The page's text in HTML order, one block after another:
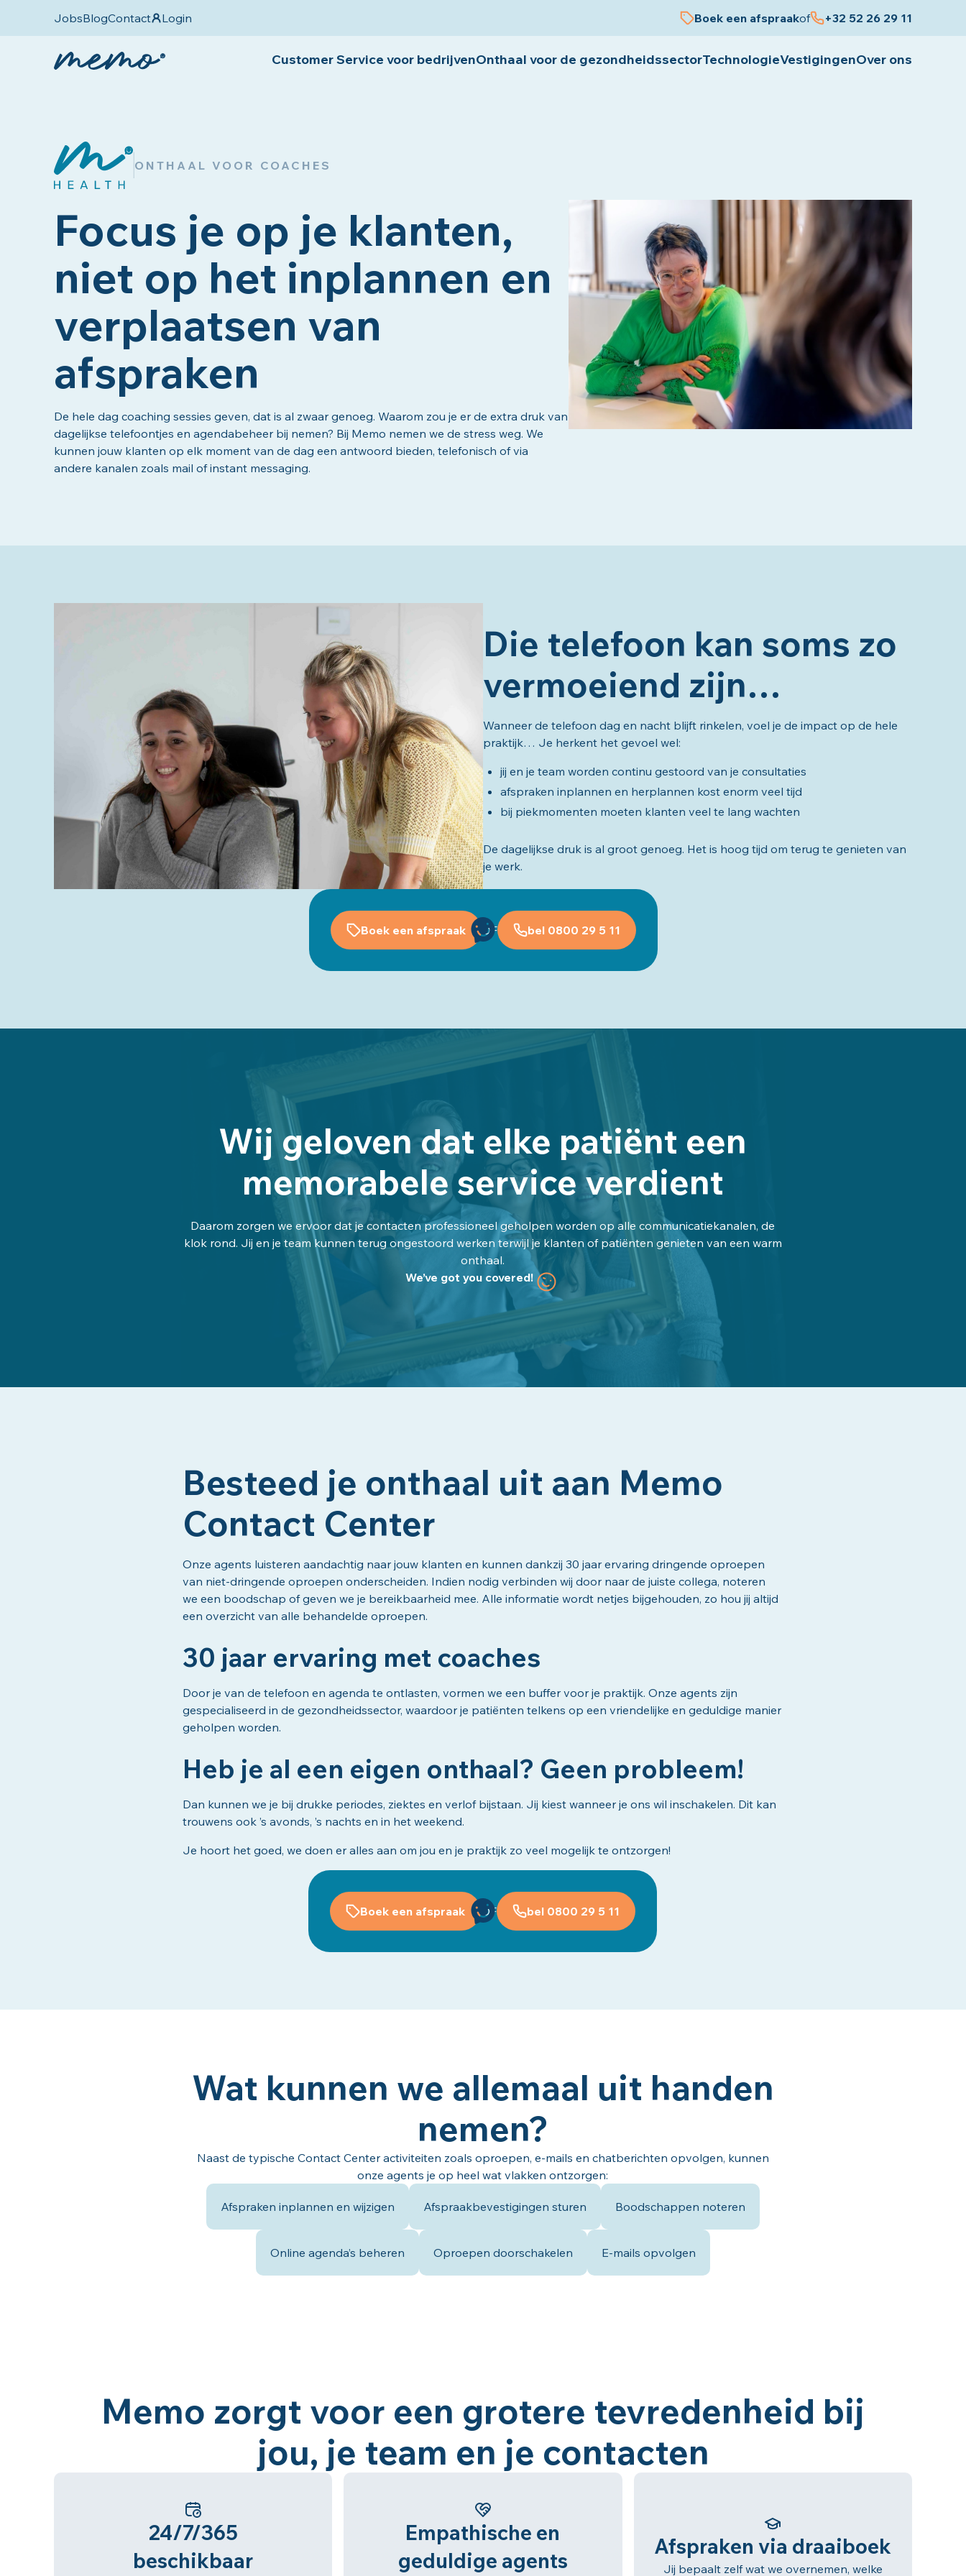
JobsBlogContact Login Boek een afspraakof +32 52 26 29 11
Customer Service voor bedrijvenOnthaal voor de gezondheidssectorTechnologieVestigingenOver ons
ONTHAAL VOOR COACHES
Focus je op je klanten,
niet op het inplannen en
verplaatsen van
afspraken
De hele dag coaching sessies geven, dat is al zwaar genoeg. Waarom zou je er de extra druk van
dagelijkse telefoontjes en agendabeheer bij nemen? Bij Memo nemen we de stress weg. We
kunnen jouw klanten op elk moment van de dag een antwoord bieden, telefonisch of via
andere kanalen zoals mail of instant messaging.
Die telefoon kan soms zo
vermoeiend zijn…
Wanneer de telefoon dag en nacht blijft rinkelen, voel je de impact op de hele
praktijk… Je herkent het gevoel wel:
jij en je team worden continu gestoord van je consultaties
afspraken inplannen en herplannen kost enorm veel tijd
bij piekmomenten moeten klanten veel te lang wachten
De dagelijkse druk is al groot genoeg. Het is hoog tijd om terug te genieten van
je werk.
Boek een afspraak OF bel 0800 29 5 11
Wij geloven dat elke patiënt een
memorabele service verdient
Daarom zorgen we ervoor dat je contacten professioneel geholpen worden op alle communicatiekanalen, de
klok rond. Jij en je team kunnen terug ongestoord werken terwijl je klanten of patiënten genieten van een warm
onthaal.
We’ve got you covered!
Besteed je onthaal uit aan Memo
Contact Center
Onze agents luisteren aandachtig naar jouw klanten en kunnen dankzij 30 jaar ervaring dringende oproepen
van niet-dringende oproepen onderscheiden. Indien nodig verbinden wij door naar de juiste collega, noteren
we een boodschap of geven we je bereikbaarheid mee. Alle informatie wordt netjes bijgehouden, zo hou jij altijd
een overzicht van alle behandelde oproepen.
30 jaar ervaring met coaches
Door je van de telefoon en agenda te ontlasten, vormen we een buffer voor je praktijk. Onze agents zijn
gespecialiseerd in de gezondheidssector, waardoor je patiënten telkens op een vriendelijke en geduldige manier
geholpen worden.
Heb je al een eigen onthaal? Geen probleem!
Dan kunnen we je bij drukke periodes, ziektes en verlof bijstaan. Jij kiest wanneer je ons wil inschakelen. Dit kan
trouwens ook ’s avonds, ’s nachts en in het weekend.
Je hoort het goed, we doen er alles aan om jou en je praktijk zo veel mogelijk te ontzorgen!
Boek een afspraak OF bel 0800 29 5 11
Wat kunnen we allemaal uit handen
nemen?
Naast de typische Contact Center activiteiten zoals oproepen, e-mails en chatberichten opvolgen, kunnen
onze agents je op heel wat vlakken ontzorgen:
Afspraken inplannen en wijzigen Afspraakbevestigingen sturen Boodschappen noteren
Online agenda’s beheren Oproepen doorschakelen E-mails opvolgen
Memo zorgt voor een grotere tevredenheid bij
jou, je team en je contacten
24/7/365
beschikbaar
Empathische en
geduldige agents
Afspraken via draaiboek
Jij bepaalt zelf wat we overnemen, welke